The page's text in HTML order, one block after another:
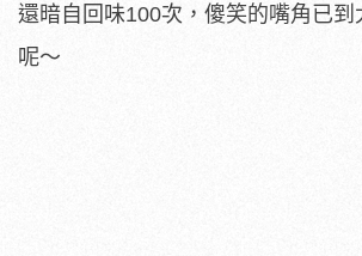
還暗自回味100次，傻笑的嘴角已到
呢～